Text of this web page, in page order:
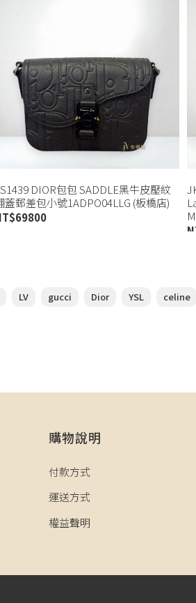
DIOR包包 SADDLE黑牛皮壓紋
蓋郵差包小號1ADPO04LLG (板橋店)
69800
LV gucci Dior YSL celine
購物說明
付款方式
運送方式
權益聲明